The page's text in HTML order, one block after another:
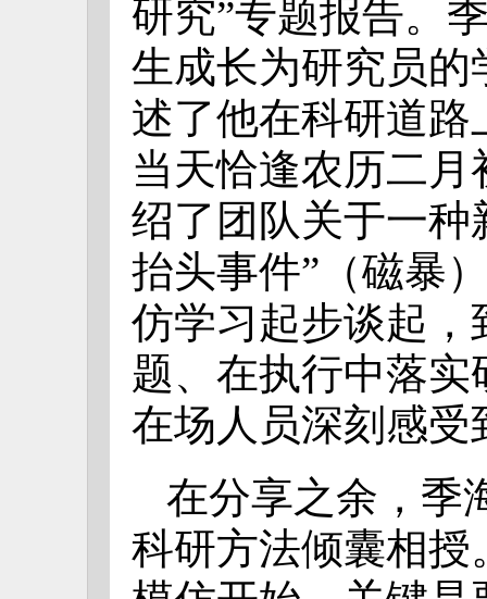
研究”专题报告。
生成长为研究员
述了他在科研道
当天恰逢农历二月
绍了团队关于一种
抬头事件”（磁暴
仿学习起步谈起
题、在执行中落
在场人员深刻感
在分享之余，季
科研方法倾囊相